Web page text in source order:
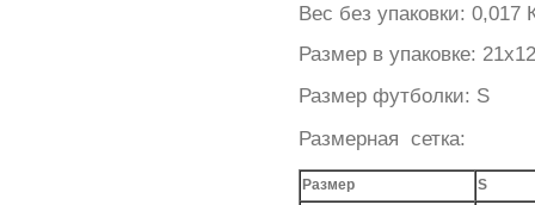
Вес без упаковки: 0,017
Размер в упаковке:
Размер футболки: S
Размерная сетка:
Размер
S